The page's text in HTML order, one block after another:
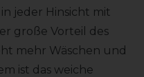
jeder Hinsicht mit
große Vorteil des
mehr Wäschen und
ist das weiche